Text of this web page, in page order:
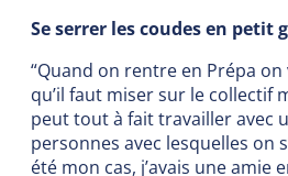
Se serrer les coudes en petit
“Quand on rentre en Prépa
qu’il faut miser sur le collectif
peut tout à fait travailler avec
personnes avec lesquelles on
été mon cas, j’avais une amie